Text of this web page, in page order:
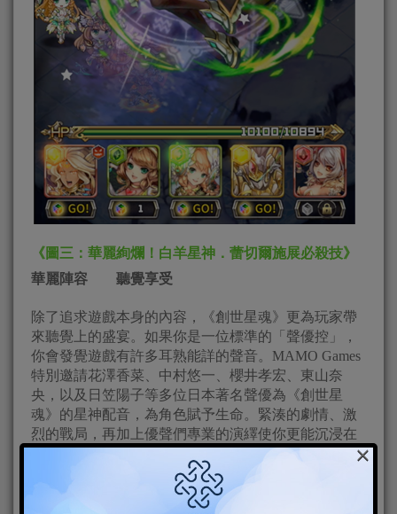
《圖三：華麗絢爛！白羊星神．蕾切爾施展必殺技》
華麗陣容 聽覺享受
除了追求遊戲本身的內容，《創世星魂》更為玩家帶
來聽覺上的盛宴。如果你是一位標準的「聲優控」，
你會發覺遊戲有許多耳熟能詳的聲音。MAMO Games
特別邀請花澤香菜、中村悠一、櫻井孝宏、東山奈
央，以及日笠陽子等多位日本著名聲優為《創世星
魂》的星神配音，為角色賦予生命。緊湊的劇情、激
烈的戰局，再加上優聲們專業的演繹使你更能沉浸在
遊戲中。有了如此強大又華麗的聲優陣容，請大家在
玩遊戲的同時，不妨戴上耳機，留意一下那些極具魅
力的聲音。
×